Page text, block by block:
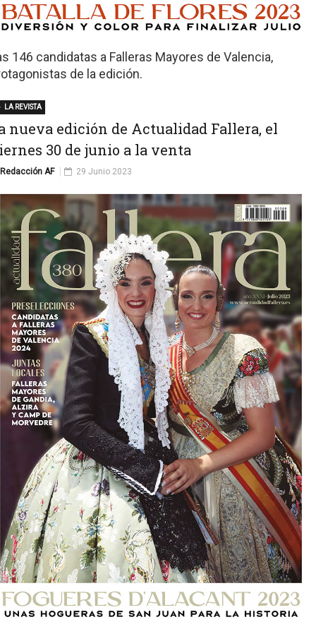
146 candidatas a Falleras Mayores de Valencia,
de la edición.
nueva edición de Actualidad Fallera, el
30 de junio a la venta
Redacción AF
LA REVISTA
29 Junio 2023